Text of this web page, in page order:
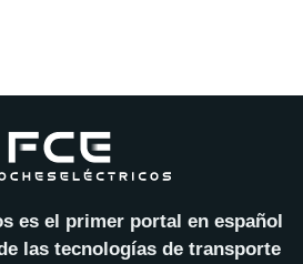
es el primer portal en español
las tecnologías de transporte